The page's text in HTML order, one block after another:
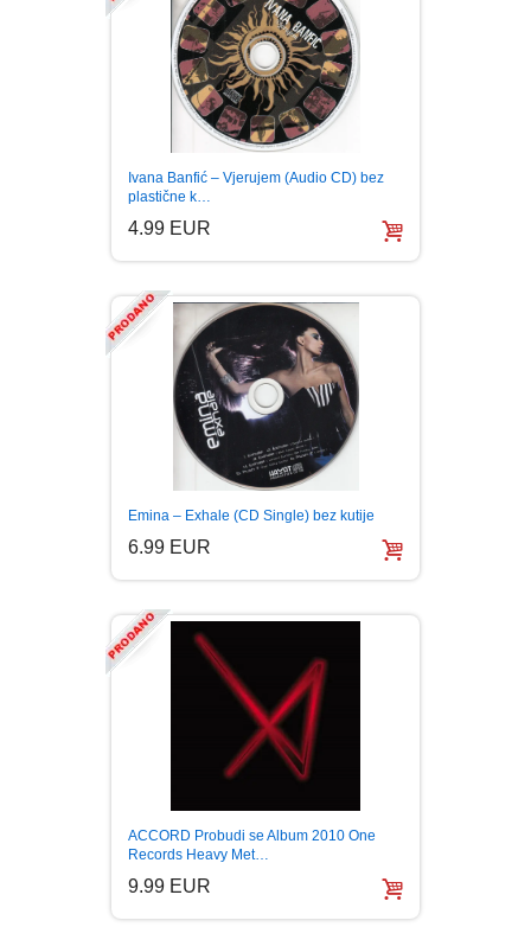
Ivana Banfić – Vjerujem (Audio CD) bez
plastične k…
4.99 EUR
Emina – Exhale (CD Single) bez kutije
6.99 EUR
ACCORD Probudi se Album 2010 One
Records Heavy Met…
9.99 EUR